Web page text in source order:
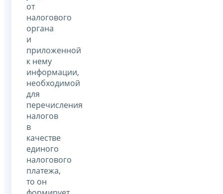
от
налогового
органа
и
приложенной
к нему
информации,
необходимой
для
перечисления
налогов
в
качестве
единого
налогового
платежа,
то он